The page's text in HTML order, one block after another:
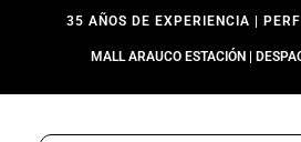
35 AÑOS DE EXPERIENCIA |
MALL ARAUCO ESTACIÓN |